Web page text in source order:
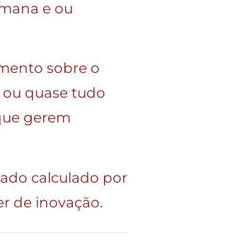
e ou
sobre o
quase tudo
gerem
calculado por
de inovação.